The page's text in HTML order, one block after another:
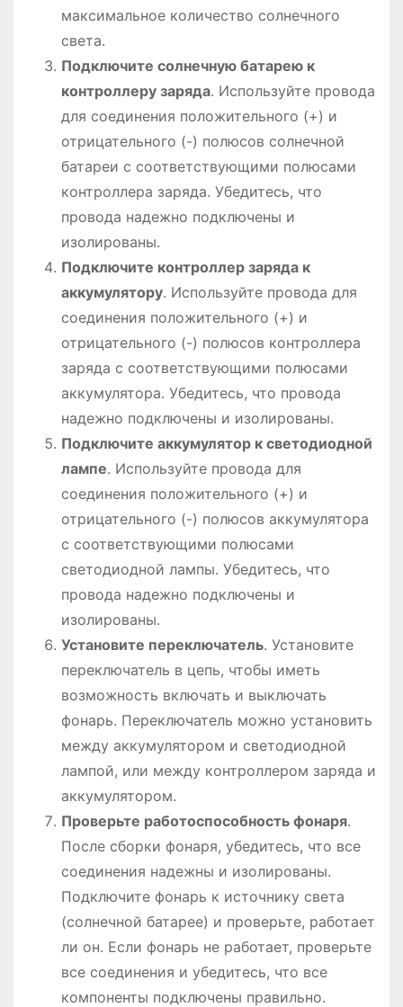
максимальное количество солнечного
света.
Подключите солнечную батарею к
контроллеру заряда. Используйте провода
для соединения положительного (+) и
отрицательного (-) полюсов солнечной
батареи с соответствующими полюсами
контроллера заряда. Убедитесь, что
провода надежно подключены и
изолированы.
Подключите контроллер заряда к
аккумулятору. Используйте провода для
соединения положительного (+) и
отрицательного (-) полюсов контроллера
заряда с соответствующими полюсами
аккумулятора. Убедитесь, что провода
надежно подключены и изолированы.
Подключите аккумулятор к светодиодной
лампе. Используйте провода для
соединения положительного (+) и
отрицательного (-) полюсов аккумулятора
с соответствующими полюсами
светодиодной лампы. Убедитесь, что
провода надежно подключены и
изолированы.
Установите переключатель. Установите
переключатель в цепь, чтобы иметь
возможность включать и выключать
фонарь. Переключатель можно установить
между аккумулятором и светодиодной
лампой, или между контроллером заряда и
аккумулятором.
Проверьте работоспособность фонаря.
После сборки фонаря, убедитесь, что все
соединения надежны и изолированы.
Подключите фонарь к источнику света
(солнечной батарее) и проверьте, работает
ли он. Если фонарь не работает, проверьте
все соединения и убедитесь, что все
компоненты подключены правильно.